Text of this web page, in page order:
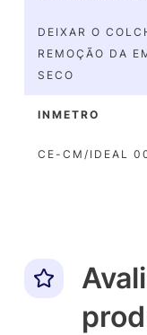
DEIXAR O
REMOÇÃO DA
SECO
INMETRO
CE-CM/IDEAL